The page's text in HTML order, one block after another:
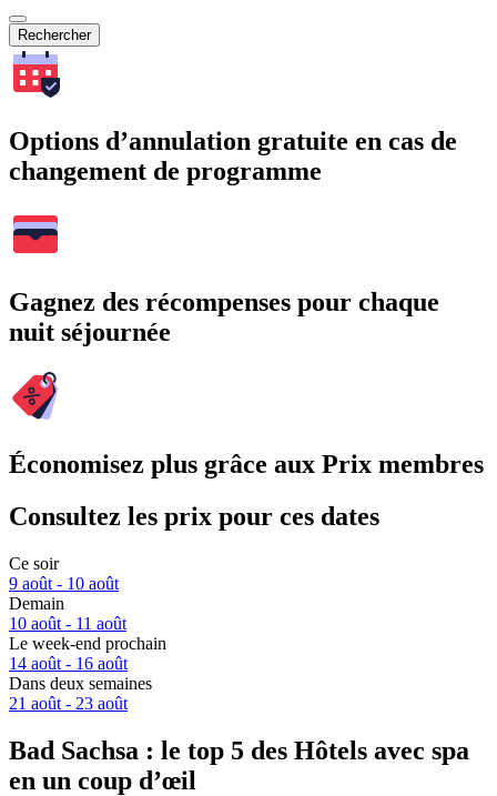
Rechercher
Options d’annulation gratuite en cas de
changement de programme
Gagnez des récompenses pour chaque
nuit séjournée
Économisez plus grâce aux Prix membres
Consultez les prix pour ces dates
Ce soir
9 août - 10 août
Demain
10 août - 11 août
Le week-end prochain
14 août - 16 août
Dans deux semaines
21 août - 23 août
Bad Sachsa : le top 5 des Hôtels avec spa
en un coup d’œil